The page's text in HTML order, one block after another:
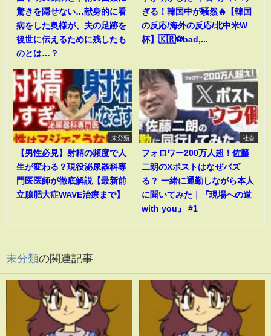
驚きを隠せない…献身的に看
病をした奥様が、夫の足跡を
後世に伝えるために残したも
のとは…？
ぎる！韓国中が騒然🔥【韓国
の反応/海外の反応/北中米W
杯】🇰🇷⚽bad,...
未分類
【男性必見】射精の頻度で人
生が変わる？現役泌尿器科専
門医医師が徹底解説【最新前
立腺肥大症WAVE治療まで】
社会
フォロワー200万人超！佐藤
二朗のXポストはなぜバズ
る？ 一緒に通勤しながら本人
に聞いてみた｜『現場への道
with you』 #1
未分類の関連記事